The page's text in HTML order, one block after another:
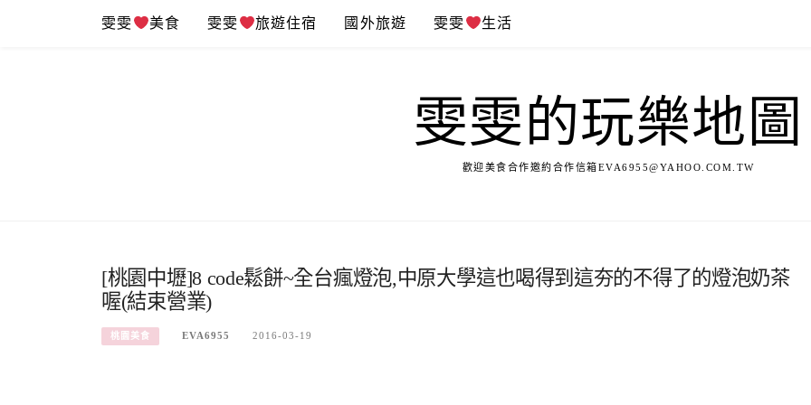
雯雯 美食 雯雯 旅遊住宿 國外旅遊 雯雯 生活
雯雯的玩樂地圖
歡迎美食合作邀約合作信箱EVA6955@YAHOO.COM.TW
[桃園中壢]8 code鬆餅~全台瘋燈泡,中原大學這也喝得到這夯的不得了的燈泡奶茶
喔(結束營業)
桃園美食 EVA6955 2016-03-19